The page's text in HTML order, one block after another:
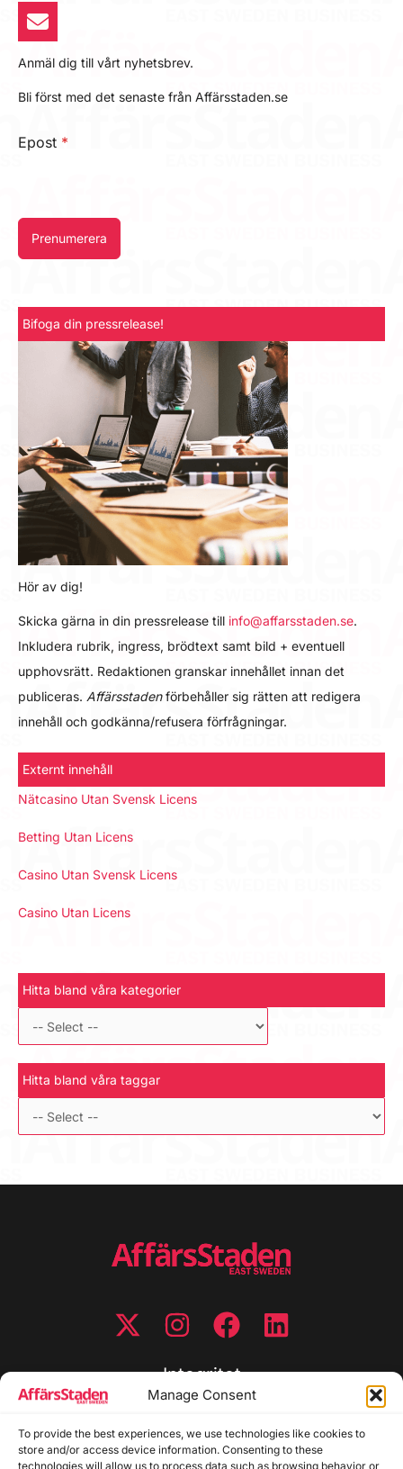
Manage Consent
To provide the best experiences, we use technologies like cookies to
store and/or access device information. Consenting to these
technologies will allow us to process data such as browsing behavior or
Anmäl dig till vårt nyhetsbrev.
Bli först med det senaste från Affärsstaden.se
Epost *
Prenumerera
Bifoga din pressrelease!
Hör av dig!
Skicka gärna in din pressrelease till info@affarsstaden.se.
Inkludera rubrik, ingress, brödtext samt bild + eventuell
upphovsrätt. Redaktionen granskar innehållet innan det
publiceras. Affärsstadenförbehåller sig rätten att redigera
innehåll och godkänna/refusera förfrågningar.
Externt innehåll
Nätcasino Utan Svensk Licens
Betting Utan Licens
Casino Utan Svensk Licens
Casino Utan Licens
Hitta bland våra kategorier
Hitta bland våra taggar
Integritet
Cookiepolicy
Disclaimer